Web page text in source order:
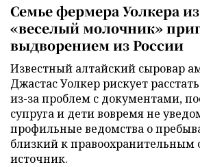
Семье фермера Уолкера
«веселый молочник»
выдворением из России
Известный алтайский сыровар
Джастас Уолкер рискует
из-за проблем с документами,
супруга и дети вовремя не
профильные ведомства о
близкий к правоохранительным
источник.